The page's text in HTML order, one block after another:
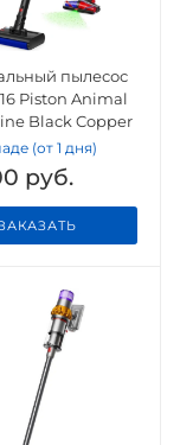
пылесос
Piston Animal
Submarine Black Copper
(от 1 дня)
руб.